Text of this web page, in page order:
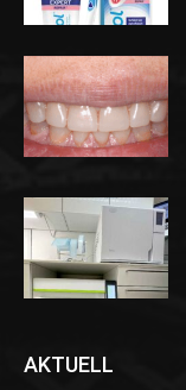
AKTUELL